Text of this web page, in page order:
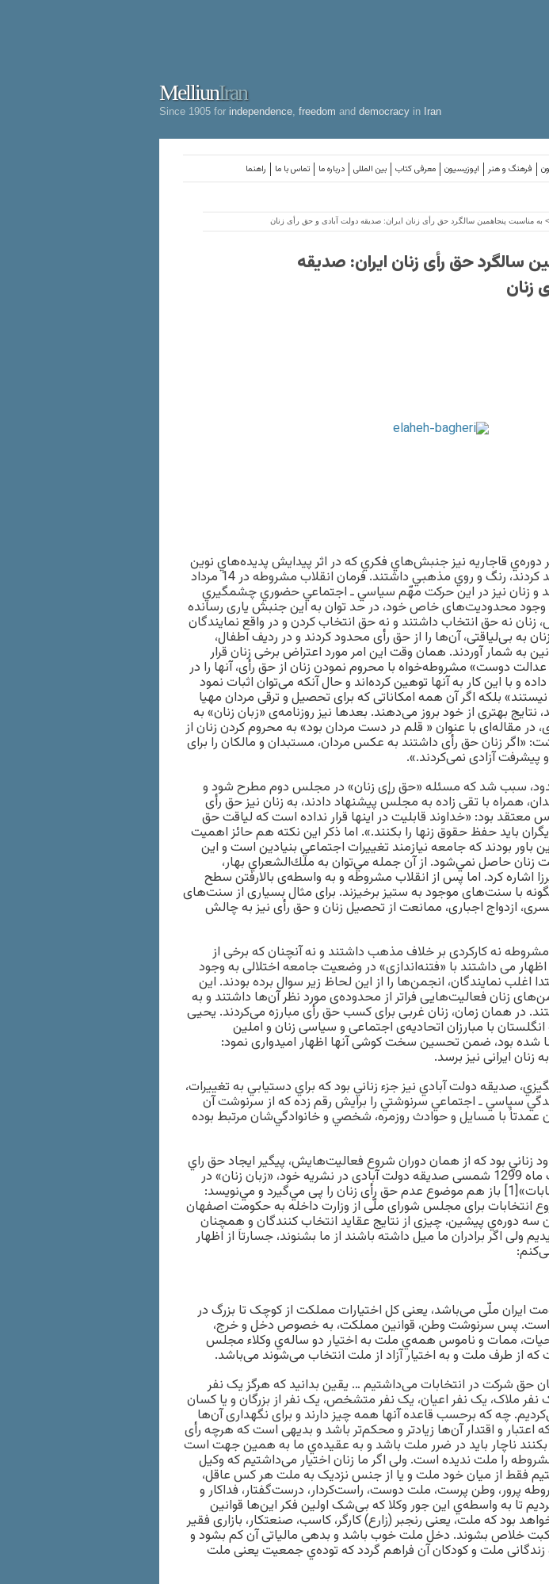
MelliunIran
Since 1905 for independence freedom and democracy in Iran
راهنما تماس با ما درباره ما بین المللی معرفی کتاب اپوزیسیون فرهنگ و هنر
> به مناسبت پنجاهمین سالگرد حق رأی زنان ایران: صدیقه دولت آبادی و حق رأی زنان
سالگرد حق رأی زنان ایران: صدیقه
زنان
دوره‌ي قاجاريه نيز جنبش‌هاي فكري كه در اثر پيدايش پديده‌هاي نوين
اقتصادي و اجتماعي سربلند كردند، رنگ و روي مذهبي داشتند. فرمان انقلاب مشروطه در 14 مرداد
شد و زنان نيز در اين حركت مهّم سياسي ـ اجتماعي حضوري چشمگيري
وجود محدودیت‌های خاص خود، در حد توان به این جنبش یاری رسانده
زنان نه حق انتخاب داشتند و نه حق انتخاب کردن و در واقع نمایندگان
بی‌لیاقتی، آن‌ها را از حق رأی محدود کردند و در رديف اطفال،
به شمار آوردند. همان وقت این امر مورد اعتراض برخی زنان قرار
عدالت دوست» مشروطه‌خواه با محروم نمودن زنان از حق رأی، آنها را در
و با این کار به آنها توهین کرده‌اند و حال آنکه می‌توان اثبات نمود
بلکه اگر آن همه امکاناتی که برای تحصیل و ترقی مردان مهیا
بهتری از خود بروز می‌دهند. بعدها نیز روزنامه‌ی «زبان زنان» به
در مقاله‌ای با عنوان « قلم در دست مردان بود» به محروم کردن زنان از
«اگر زنان حق رأی داشتند به عکس مردان، مستبدان و مالکان را برای
آزادی نمی‌کردند.».
سبب شد که مسئله «حق رإی زنان» در مجلس دوم مطرح شود و
همراه با تقی زاده به مجلس پیشنهاد دادند، به زنان نیز حق رأی
بود: «خداوند قابلیت در اینها قرار نداده است که لیاقت حق
باید حفظ حقوق زنها را بکنند.». اما ذكر اين نكته هم حائز اهميت
باور بودند كه جامعه نيازمند تغييرات اجتماعي بنيادين است و اين
زنان حاصل نمي‌شود. از آن جمله مي‌توان به ملك‌الشعراي بهار،
اشاره كرد. اما پس از انقلاب مشروطه و به واسطه‌ی بالارفتن سطح
با سنت‌های موجود به ستيز برخيزند. برای مثال بسياری از سنت‌های
ازدواج اجباری، ممانعت از تحصيل زنان و حق رأی نيز به چالش
نه کارکردی بر خلاف مذهب داشتند و نه آنچنان که برخی از
می داشتند با «فتنه‌اندازی» در وضعیت جامعه اختلالی به وجود
اغلب نمایندگان، انجمن‌ها را از این لحاظ زیر سوال برده بودند. این
زنان فعالیت‌هایی فراتر از محدوده‌ی مورد نظر آن‌ها داشتند و به
در همان زمان، زنان غربی برای کسب حق رأی مبارزه می‌کردند. یحیی
با مبارزان اتحادیه‌ی اجتماعی و سیاسی زنان و املین
شده بود، ضمن تحسین سخت کوشی آنها اظهار امیدواری نمود:
زنان ایرانی نیز برسد.
صديقه دولت آبادي نيز جزء زناني بود كه براي دستيابي به تغييرات،
سياسي ـ اجتماعي سرنوشتي را برايش رقم زده كه از سرنوشت آن
عمدتاً با مسايل و حوادث روزمره، شخصي و خانوادگي‌شان مرتبط بوده
زناني بود كه از همان دوران شروع فعاليت‌هايش، پيگير ايجاد حق راي
براي زنان بود. در اردیبهشت ماه 1299 شمسی صديقه دولت آبادی در نشريه‌ خود، «زبان زنان» در
مقاله‌ای تحت عنوان «انتخابات»[1] باز هم موضوع عدم حق رأی زنان را پی مي‌گيرد و مي‌نويسد:
انتخابات برای مجلس شورای ملّی از وزارت داخله به حکومت اصفهان
سه دوره‌ي پيشين، چيزی از نتايج عقايد انتخاب کنندگان و همچنان
ولی اگر برادران ما ميل داشته باشند از ما بشنوند، جسارتاَ از اظهار
ايران ملّی می‌باشد، يعنی کل اختيارات مملکت از کوچک تا بزرگ در
پس سرنوشت وطن، قوانين مملکت، به خصوص دخل و خرج،
ممات و ناموس همه‌ي ملت به اختيار دو ساله‌ي وکلاء مجلس
که از طرف ملت و به اختيار آزاد از ملت انتخاب می‌شوند می‌باشد.
حق شرکت در انتخابات می‌داشتيم … يقين بدانيد که هرگز يک نفر
نفر ملاک، يک نفر اعيان، يک نفر متشخص، يک نفر از بزرگان و يا کسان
چه که برحسب قاعده آنها همه چيز دارند و برای نگهداری آن‌ها
اعتبار و اقتدار آن‌ها زيادتر و محکم‌تر باشد و بديهی است که هرچه رأی
بکنند ناچار بايد در ضرر ملت باشد و به عقيده‌ي ما به همين جهت است
لذت مشروطه را ملت نديده است. ولی اگر ما زنان اختيار می‌داشتيم که وکيل
فقط از ميان خود ملت و يا از جنس نزديک به ملت هر کس عاقل،
پرور، وطن پرست، ملت دوست، راست‌کردار، درست‌گفتار، فداکار و
تا به واسطه‌ي اين جور وکلا که بی‌شک اولين فکر اين‌ها قوانين
بود که ملت، يعنی رنجبر (زارع) کارگر، کاسب، صنعتکار، بازاری فقير
نکبت خلاص بشوند. دخل ملت خوب باشد و بدهی مالياتی آن کم بشود و
ملت و کودکان آن فراهم گردد که توده‌ي جمعيت يعنی ملت